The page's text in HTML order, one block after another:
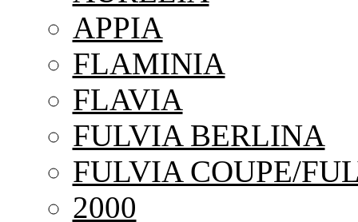
APPIA
FLAMINIA
FLAVIA
FULVIA BERLINA
FULVIA COUPE/
2000